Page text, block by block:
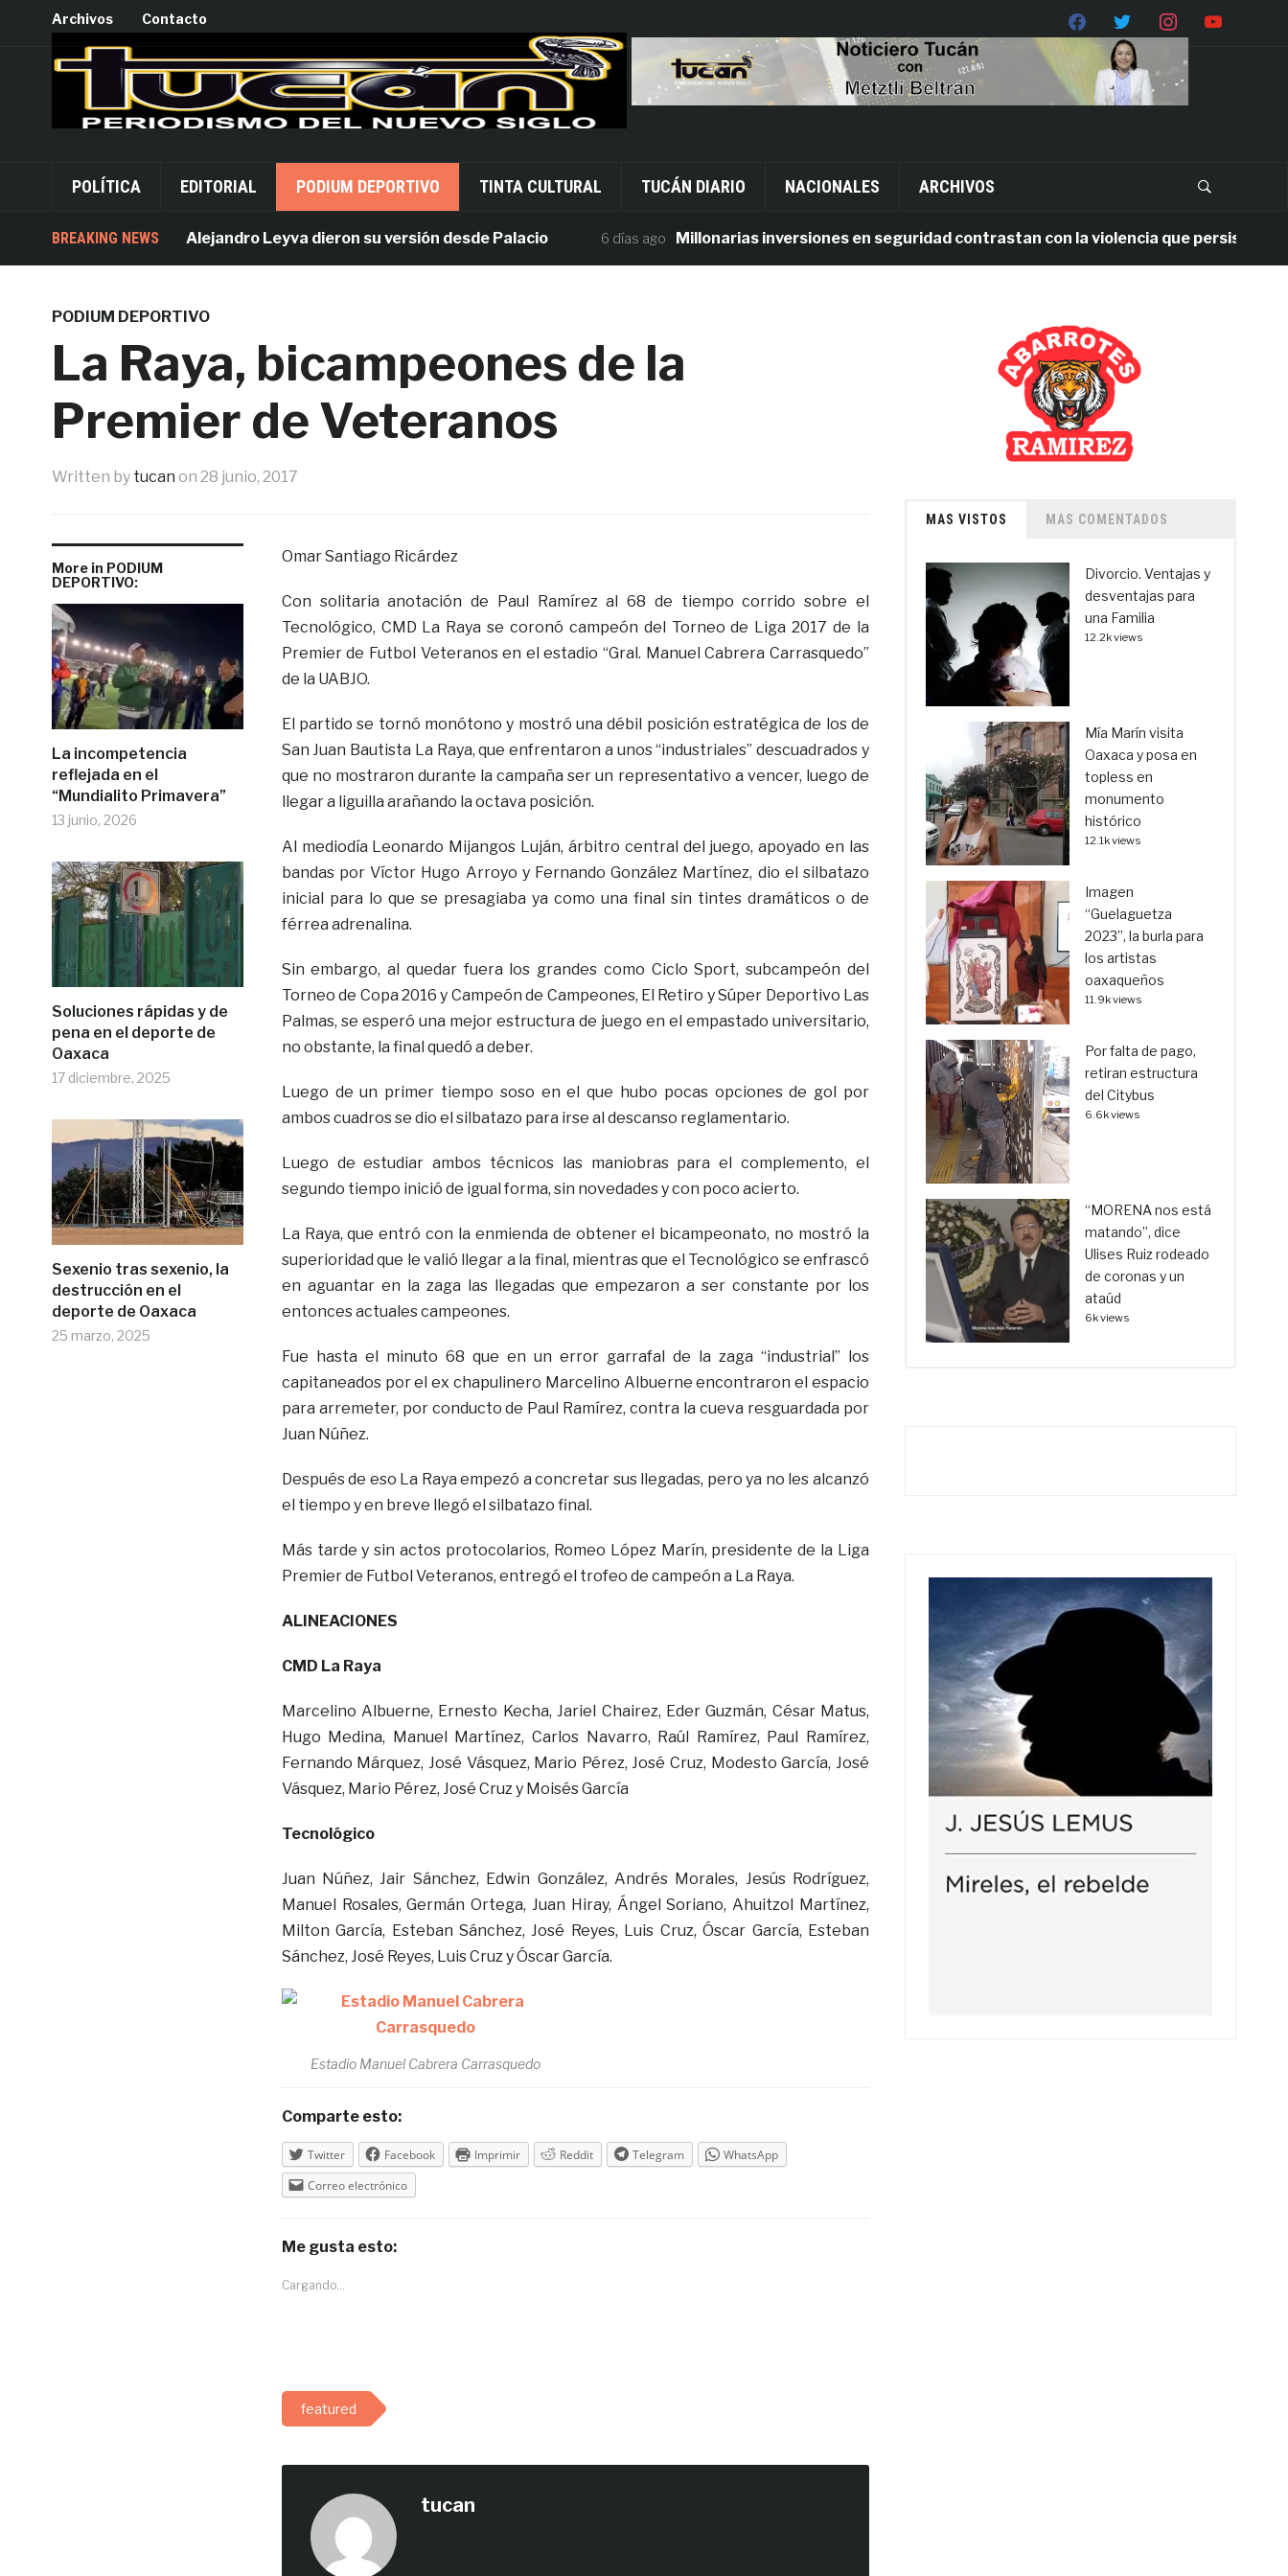
Archivos Contacto
POLÍTICA EDITORIAL PODIUM DEPORTIVO TINTA CULTURAL TUCÁN DIARIO NACIONALES ARCHIVOS
BREAKING NEWS
Acusados por Alejandro Leyva dieron su versión desde Palacio 6 días ago Millonarias inversiones en seguridad contrastan con la violencia que persiste en
PODIUM DEPORTIVO
La Raya, bicampeones de la
Premier de Veteranos
Written by tucan on 28 junio, 2017
More in PODIUM
DEPORTIVO:
La incompetencia
reflejada en el
“Mundialito Primavera”
13 junio, 2026
Soluciones rápidas y de
pena en el deporte de
Oaxaca
17 diciembre, 2025
Sexenio tras sexenio, la
destrucción en el
deporte de Oaxaca
25 marzo, 2025
Omar Santiago Ricárdez
Con solitaria anotación de Paul Ramírez al 68 de tiempo corrido sobre el
Tecnológico, CMD La Raya se coronó campeón del Torneo de Liga 2017 de la
Premier de Futbol Veteranos en el estadio “Gral. Manuel Cabrera Carrasquedo”
de la UABJO.
El partido se tornó monótono y mostró una débil posición estratégica de los de
San Juan Bautista La Raya, que enfrentaron a unos “industriales” descuadrados y
que no mostraron durante la campaña ser un representativo a vencer, luego de
llegar a liguilla arañando la octava posición.
Al mediodía Leonardo Mijangos Luján, árbitro central del juego, apoyado en las
bandas por Víctor Hugo Arroyo y Fernando González Martínez, dio el silbatazo
inicial para lo que se presagiaba ya como una final sin tintes dramáticos o de
férrea adrenalina.
Sin embargo, al quedar fuera los grandes como Ciclo Sport, subcampeón del
Torneo de Copa 2016 y Campeón de Campeones, El Retiro y Súper Deportivo Las
Palmas, se esperó una mejor estructura de juego en el empastado universitario,
no obstante, la final quedó a deber.
Luego de un primer tiempo soso en el que hubo pocas opciones de gol por
ambos cuadros se dio el silbatazo para irse al descanso reglamentario.
Luego de estudiar ambos técnicos las maniobras para el complemento, el
segundo tiempo inició de igual forma, sin novedades y con poco acierto.
La Raya, que entró con la enmienda de obtener el bicampeonato, no mostró la
superioridad que le valió llegar a la final, mientras que el Tecnológico se enfrascó
en aguantar en la zaga las llegadas que empezaron a ser constante por los
entonces actuales campeones.
Fue hasta el minuto 68 que en un error garrafal de la zaga “industrial” los
capitaneados por el ex chapulinero Marcelino Albuerne encontraron el espacio
para arremeter, por conducto de Paul Ramírez, contra la cueva resguardada por
Juan Núñez.
Después de eso La Raya empezó a concretar sus llegadas, pero ya no les alcanzó
el tiempo y en breve llegó el silbatazo final.
Más tarde y sin actos protocolarios, Romeo López Marín, presidente de la Liga
Premier de Futbol Veteranos, entregó el trofeo de campeón a La Raya.
ALINEACIONES
CMD La Raya
Marcelino Albuerne, Ernesto Kecha, Jariel Chairez, Eder Guzmán, César Matus,
Hugo Medina, Manuel Martínez, Carlos Navarro, Raúl Ramírez, Paul Ramírez,
Fernando Márquez, José Vásquez, Mario Pérez, José Cruz, Modesto García, José
Vásquez, Mario Pérez, José Cruz y Moisés García
Tecnológico
Juan Núñez, Jair Sánchez, Edwin González, Andrés Morales, Jesús Rodríguez,
Manuel Rosales, Germán Ortega, Juan Hiray, Ángel Soriano, Ahuitzol Martínez,
Milton García, Esteban Sánchez, José Reyes, Luis Cruz, Óscar García, Esteban
Sánchez, José Reyes, Luis Cruz y Óscar García.
Estadio Manuel Cabrera Carrasquedo
Comparte esto:
Twitter Facebook Imprimir Reddit Telegram
WhatsApp
Correo electrónico
Me gusta esto:
Cargando...
featured
tucan
MAS VISTOS MAS COMENTADOS
Divorcio. Ventajas y
desventajas para
una Familia
12.2k views
Mía Marín visita
Oaxaca y posa en
topless en
monumento
histórico
12.1k views
Imagen
“Guelaguetza
2023”, la burla para
los artistas
oaxaqueños
11.9k views
Por falta de pago,
retiran estructura
del Citybus
6.6k views
“MORENA nos está
matando”, dice
Ulises Ruiz rodeado
de coronas y un
ataúd
6k views